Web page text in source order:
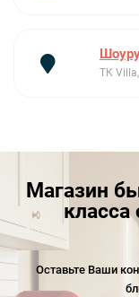
ТК
Магазин
класса
Оставьте Ваши